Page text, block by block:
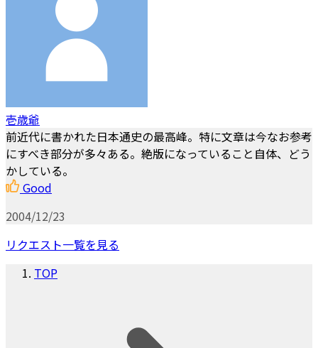
壱歳爺
前近代に書かれた日本通史の最高峰。特に文章は今なお参考
にすべき部分が多々ある。絶版になっていること自体、どう
かしている。
Good
2004/12/23
リクエスト一覧を見る
TOP